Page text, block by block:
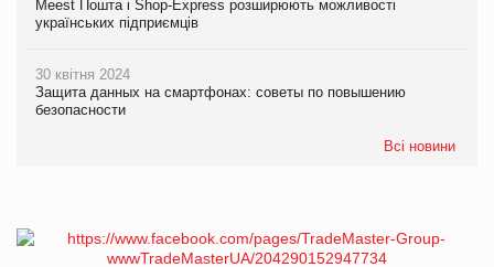
Meest Пошта і Shop-Express розширюють можливості
українських підприємців
30 квітня 2024
Защита данных на смартфонах: советы по повышению
безопасности
Всі новини